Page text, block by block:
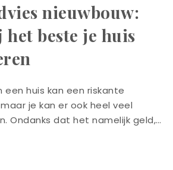
nieuwbouw:
beste je huis
een huis kan een riskante
je kan er ook heel veel
Ondanks dat het namelijk geld,…